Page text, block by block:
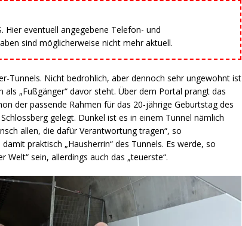
Hier eventuell angegebene Telefon- und
sind möglicherweise nicht mehr aktuell.
Tunnels. Nicht bedrohlich, aber dennoch sehr ungewohnt ist
„Fußgänger“ davor steht. Über dem Portal prangt das
der passende Rahmen für das 20-jährige Geburtstag des
gelegt. Dunkel ist es in einem Tunnel nämlich
allen, die dafür Verantwortung tragen“, so
praktisch „Hausherrin“ des Tunnels. Es werde, so
Welt“ sein, allerdings auch das „teuerste“.